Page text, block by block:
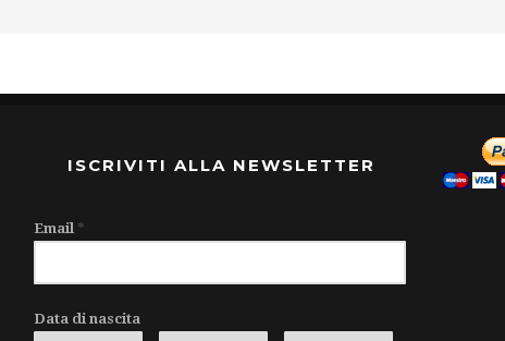
ISCRIVITI ALLA NEWSLETTER
Email *
Data di nascita